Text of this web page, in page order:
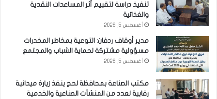
تنفيذ دراسة لتقييم أثر المساعدات النقدية
والغذائية
أغسطس 5, 2026
مدير أوقاف ردفان: التوعية بمخاطر المخدرات
مسؤولية مشتركة لحماية الشباب والمجتمع
أغسطس 5, 2026
مكتب الصناعة بمحافظة لحج ينفذ زيارة ميدانية
رقابية لعدد من المنشآت الصناعية والخدمية